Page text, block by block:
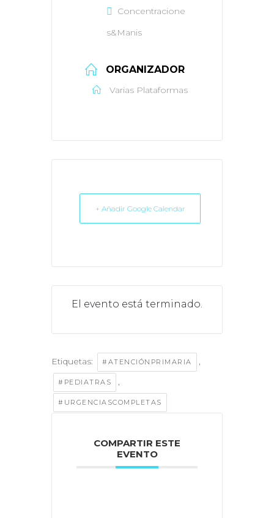
Concentracione
s&Manis
ORGANIZADOR
Varias Plataformas
+ Añadir Google Calendar
El evento está terminado.
Etiquetas: #ATENCIÓNPRIMARIA ,
#PEDIATRAS ,
#URGENCIASCOMPLETAS
COMPARTIR ESTE
EVENTO